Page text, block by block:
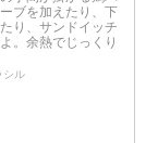
ブを加えたり、下
り、サンドイッチ
。余熱でじっくり
シル